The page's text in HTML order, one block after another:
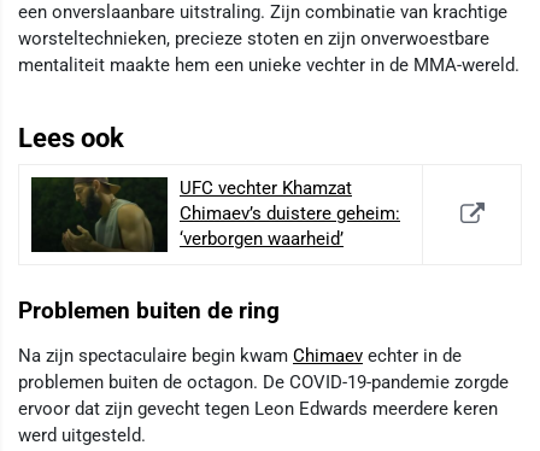
een onverslaanbare uitstraling. Zijn combinatie van krachtige
worsteltechnieken, precieze stoten en zijn onverwoestbare
mentaliteit maakte hem een unieke vechter in de MMA-wereld.
Lees ook
UFC vechter Khamzat
Chimaev’s duistere geheim:
‘verborgen waarheid’
Problemen buiten de ring
Na zijn spectaculaire begin kwam Chimaev echter in de
problemen buiten de octagon. De COVID-19-pandemie zorgde
ervoor dat zijn gevecht tegen Leon Edwards meerdere keren
werd uitgesteld.